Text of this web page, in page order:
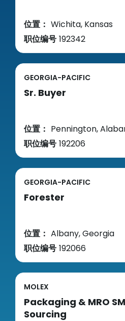
位置： Wichita, Kansas
职位编号 192342
GEORGIA-PACIFIC
Sr. Buyer
位置： Pennington,
职位编号 192206
GEORGIA-PACIFIC
Forester
位置： Albany, Georgia
职位编号 192066
MOLEX
Packaging & MRO
Sourcing